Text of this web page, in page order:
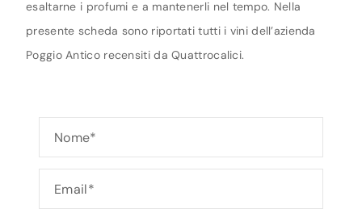
esaltarne i profumi e a mantenerli nel tempo. Nella
presente scheda sono riportati tutti i vini dell’azienda
Poggio Antico recensiti da Quattrocalici.